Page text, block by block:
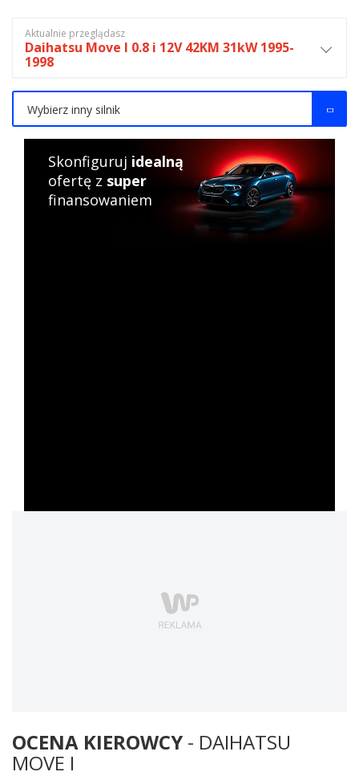
OCENA KIEROWCY - DAIHATSU
MOVE I
Aktualnie przeglądasz
Daihatsu Move I 0.8 i 12V 42KM 31kW 1995-
1998
Wybierz inny silnik
Skonfiguruj idealną
ofertę z super
finansowaniem